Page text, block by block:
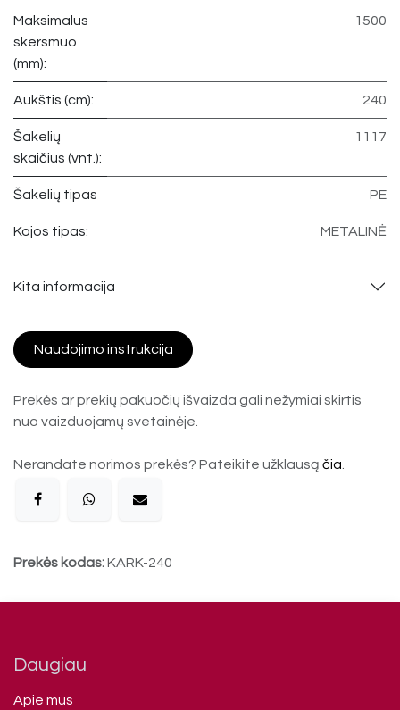
Maksimalus
skersmuo
(mm):
1500
Aukštis (cm): 240
Šakelių
skaičius (vnt.):
1117
Šakelių tipas PE
Kojos tipas: METALINĖ
Kita informacija
Naudojimo instrukcija
Prekės ar prekių pakuočių išvaizda gali nežymiai skirtis
nuo vaizduojamų svetainėje.
Nerandate norimos prekės? Pateikite užklausą čia
Prekės kodas:KARK-240
Daugiau
Apie mus